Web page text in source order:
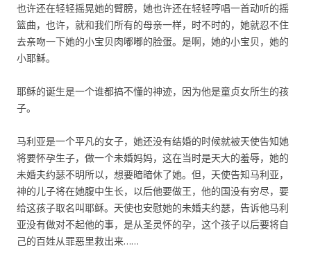
也许还在轻轻摇晃她的臂膀，她也许还在轻轻哼唱一首动听的摇
篮曲，也许，就和我们所有的母亲一样，时不时的，她就忍不住
去亲吻一下她的小宝贝肉嘟嘟的脸蛋。是啊，她的小宝贝，她的
小耶稣。
耶稣的诞生是一个谁都搞不懂的神迹，因为他是童贞女所生的孩
子。
马利亚是一个平凡的女子，她还没有结婚的时候就被天使告知她
将要怀孕生子，做一个未婚妈妈，这在当时是天大的羞辱，她的
未婚夫约瑟不明所以，想要暗暗休了她。但，天使告知马利亚，
神的儿子将在她腹中生长，以后他要做王，他的国没有穷尽，要
给这孩子取名叫耶稣。天使也安慰她的未婚夫约瑟，告诉他马利
亚没有做对不起他的事，是从圣灵怀的孕，这个孩子以后要将自
己的百姓从罪恶里救出来……